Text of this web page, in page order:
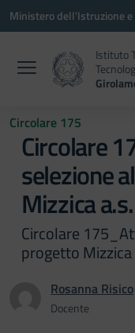
Vai ai contenuti
Vai al menu di navigazione
Vai al footer
Ministero dell'Istruzione
Istituto
Circolare 175
Circolare
selezione
Mizzica
Circolare
progetto
Rosanna Risico
Docente